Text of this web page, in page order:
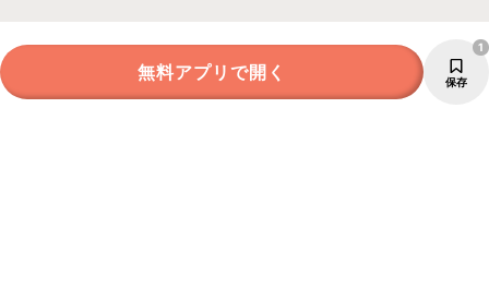
無料アプリで開く 保存
1